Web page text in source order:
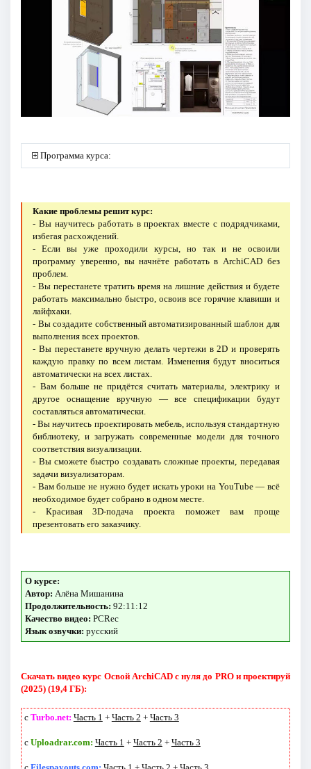
Программа курса:
Какие проблемы решит курс:
- Вы научитесь работать в проектах вместе с подрядчиками,
избегая расхождений.
- Если вы уже проходили курсы, но так и не освоили
программу уверенно, вы начнёте работать в ArchiCAD без
проблем.
- Вы перестанете тратить время на лишние действия и будете
работать максимально быстро, освоив все горячие клавиши и
лайфхаки.
- Вы создадите собственный автоматизированный шаблон для
выполнения всех проектов.
- Вы перестанете вручную делать чертежи в 2D и проверять
каждую правку по всем листам. Изменения будут вноситься
автоматически на всех листах.
- Вам больше не придётся считать материалы, электрику и
другое оснащение вручную — все спецификации будут
составляться автоматически.
- Вы научитесь проектировать мебель, используя стандартную
библиотеку, и загружать современные модели для точного
соответствия визуализации.
- Вы сможете быстро создавать сложные проекты, передавая
задачи визуализаторам.
- Вам больше не нужно будет искать уроки на YouTube — всё
необходимое будет собрано в одном месте.
- Красивая 3D-подача проекта поможет вам проще
презентовать его заказчику.
О курсе:
Автор: Алёна Мишанина
Продолжительность: 92:11:12
Качество видео: PCRec
Язык озвучки: русский
Скачать видео курс Освой ArchiCAD с нуля до PRO и проектируй
(2025) (19,4 ГБ):
с Turbo.net: Часть 1 + Часть 2 + Часть 3
с Uploadrar.com: Часть 1 + Часть 2 + Часть 3